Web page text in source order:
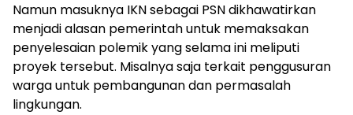
Namun masuknya IKN sebagai PSN dikhawatirkan
menjadi alasan pemerintah untuk memaksakan
penyelesaian polemik yang selama ini meliputi
proyek tersebut. Misalnya saja terkait penggusuran
warga untuk pembangunan dan permasalah
lingkungan.